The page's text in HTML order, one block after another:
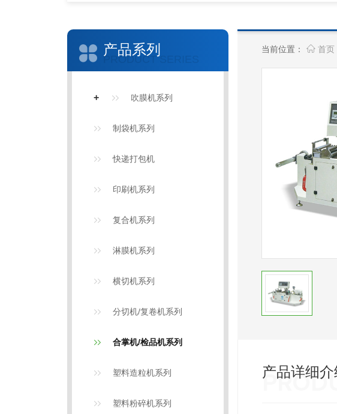
产品系列
PRODUCT SERIES
+ 吹膜机系列
制袋机系列
快递打包机
印刷机系列
复合机系列
淋膜机系列
横切机系列
分切机/复卷机系列
合掌机/检品机系列
塑料造粒机系列
塑料粉碎机系列
当前位置： 首页
产品详细介